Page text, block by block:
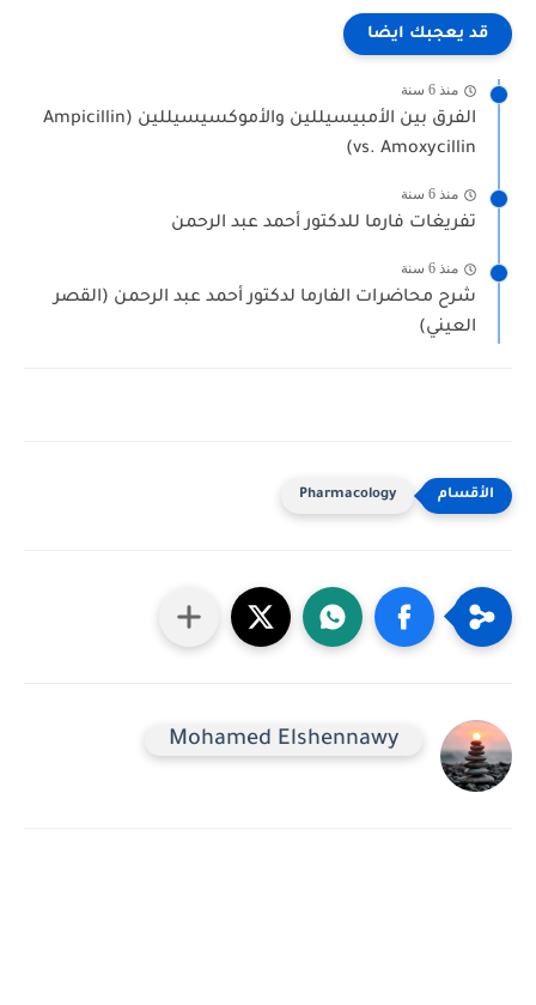
قد يعجبك ايضا
منذ 6 سنة
الفرق بين الأمبيسيللين والأموكسيسيللين (Ampicillin
vs. Amoxycillin)
منذ 6 سنة
تفريغات فارما للدكتور أحمد عبد الرحمن
منذ 6 سنة
شرح محاضرات الفارما لدكتور أحمد عبد الرحمن (القصر
العيني)
Pharmacology
Mohamed Elshennawy